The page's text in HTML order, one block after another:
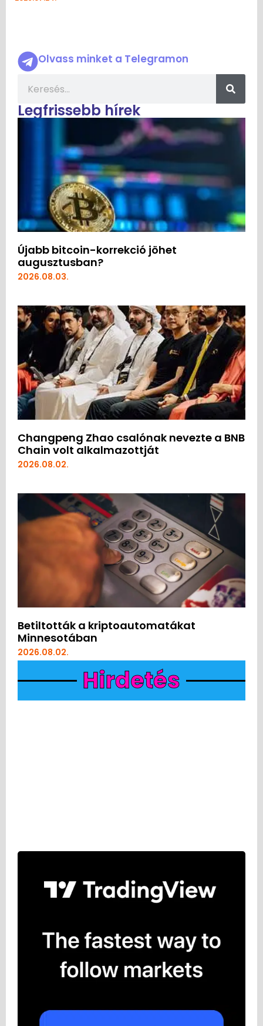
Olvass minket a Telegramon
Legfrissebb hírek
Újabb bitcoin-korrekció jöhet
augusztusban?
2026.08.03.
Changpeng Zhao csalónak nevezte a BNB
Chain volt alkalmazottját
2026.08.02.
Betiltották a kriptoautomatákat
Minnesotában
2026.08.02.
Hirdetés